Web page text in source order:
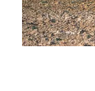
Accessibilitat:
Experiència
Pack mínim 2